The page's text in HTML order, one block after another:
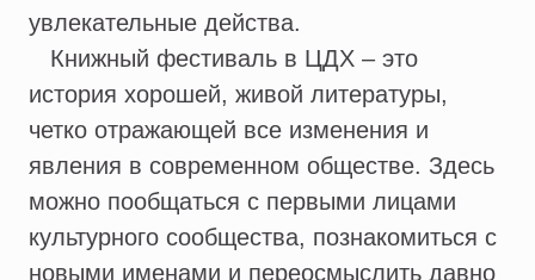
увлекательные действа.
Книжный фестиваль в ЦДХ – это
история хорошей, живой литературы,
четко отражающей все изменения и
явления в современном обществе. Здесь
можно пообщаться с первыми лицами
культурного сообщества, познакомиться с
новыми именами и переосмыслить давно